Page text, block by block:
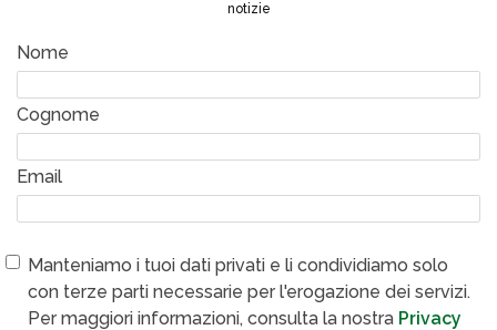
notizie
Nome
Cognome
Email
Manteniamo i tuoi dati privati e li condividiamo solo
con terze parti necessarie per l'erogazione dei servizi.
Per maggiori informazioni, consulta la nostra Privacy